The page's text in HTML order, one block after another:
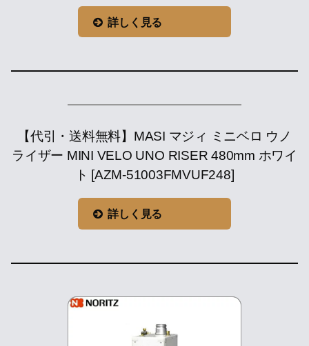
詳しく見る
【代引・送料無料】MASI マジィ ミニベロ ウノ
ライザー MINI VELO UNO RISER 480mm ホワイ
ト [AZM-51003FMVUF248]
詳しく見る